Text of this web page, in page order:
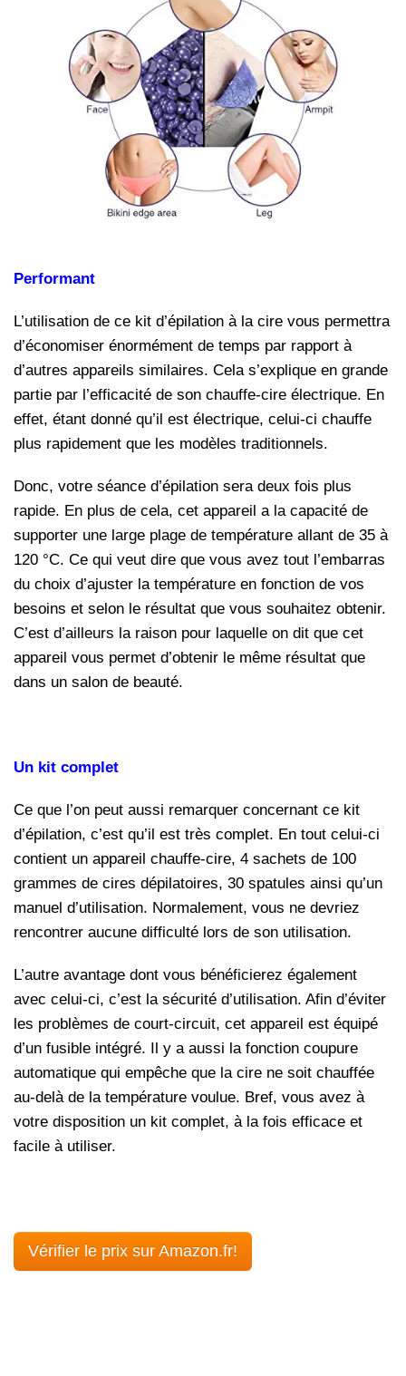
Performant
L’utilisation de ce kit d’épilation à la cire vous permettra
d’économiser énormément de temps par rapport à
d’autres appareils similaires. Cela s’explique en grande
partie par l’efficacité de son chauffe-cire électrique. En
effet, étant donné qu’il est électrique, celui-ci chauffe
plus rapidement que les modèles traditionnels.
Donc, votre séance d’épilation sera deux fois plus
rapide. En plus de cela, cet appareil a la capacité de
supporter une large plage de température allant de 35 à
120 °C. Ce qui veut dire que vous avez tout l’embarras
du choix d’ajuster la température en fonction de vos
besoins et selon le résultat que vous souhaitez obtenir.
C’est d’ailleurs la raison pour laquelle on dit que cet
appareil vous permet d’obtenir le même résultat que
dans un salon de beauté.
Un kit complet
Ce que l’on peut aussi remarquer concernant ce kit
d’épilation, c’est qu’il est très complet. En tout celui-ci
contient un appareil chauffe-cire, 4 sachets de 100
grammes de cires dépilatoires, 30 spatules ainsi qu’un
manuel d’utilisation. Normalement, vous ne devriez
rencontrer aucune difficulté lors de son utilisation.
L’autre avantage dont vous bénéficierez également
avec celui-ci, c’est la sécurité d’utilisation. Afin d’éviter
les problèmes de court-circuit, cet appareil est équipé
d’un fusible intégré. Il y a aussi la fonction coupure
automatique qui empêche que la cire ne soit chauffée
au-delà de la température voulue. Bref, vous avez à
votre disposition un kit complet, à la fois efficace et
facile à utiliser.
Vérifier le prix sur Amazon.fr!